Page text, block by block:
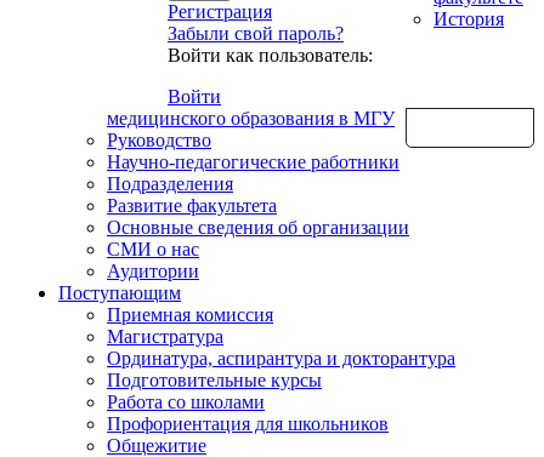
Регистрация
Забыли свой пароль?
Войти как пользователь:
Войти
История
медицинского образования в МГУ
Руководство
Научно-педагогические работники
Подразделения
Развитие факультета
Основные сведения об организации
СМИ о нас
Аудитории
Поступающим
Приемная комиссия
Магистратура
Ординатура, аспирантура и докторантура
Подготовительные курсы
Работа со школами
Профориентация для школьников
Общежитие